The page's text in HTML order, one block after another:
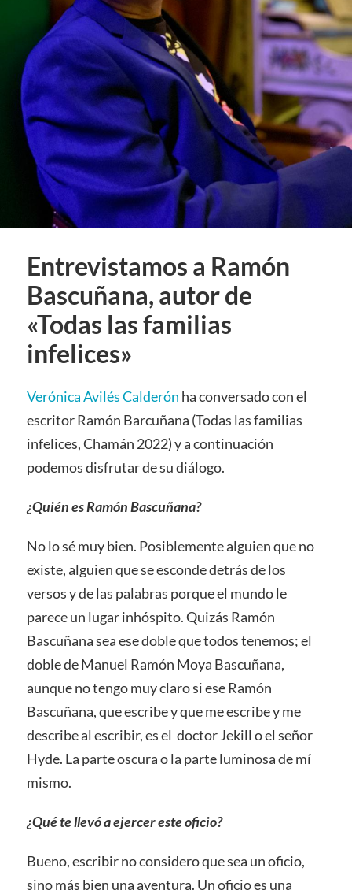
Entrevistamos a Ramón
Bascuñana, autor de
«Todas las familias
infelices»
Verónica Avilés Calderón ha conversado con el
escritor Ramón Barcuñana (Todas las familias
infelices, Chamán 2022) y a continuación
podemos disfrutar de su diálogo.
¿Quién es Ramón Bascuñana?
No lo sé muy bien. Posiblemente alguien que no
existe, alguien que se esconde detrás de los
versos y de las palabras porque el mundo le
parece un lugar inhóspito. Quizás Ramón
Bascuñana sea ese doble que todos tenemos; el
doble de Manuel Ramón Moya Bascuñana,
aunque no tengo muy claro si ese Ramón
Bascuñana, que escribe y que me escribe y me
describe al escribir, es el doctor Jekill o el señor
Hyde. La parte oscura o la parte luminosa de mí
mismo.
¿Qué te llevó a ejercer este oficio?
Bueno, escribir no considero que sea un oficio,
sino más bien una aventura. Un oficio es una